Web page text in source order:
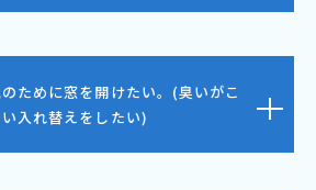
ために窓を開けたい。(臭いがこ
入れ替えをしたい)